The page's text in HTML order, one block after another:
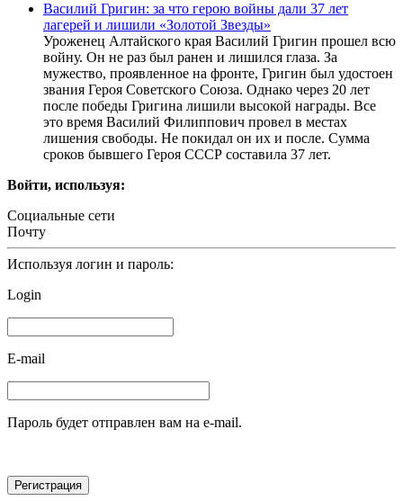
Василий Григин: за что герою войны дали 37 лет
лагерей и лишили «Золотой Звезды»
Уроженец Алтайского края Василий Григин прошел всю
войну. Он не раз был ранен и лишился глаза. За
мужество, проявленное на фронте, Григин был удостоен
звания Героя Советского Союза. Однако через 20 лет
после победы Григина лишили высокой награды. Все
это время Василий Филиппович провел в местах
лишения свободы. Не покидал он их и после. Сумма
сроков бывшего Героя СССР составила 37 лет.
Войти, используя:
Социальные сети
Почту
Используя логин и пароль:
Login
E-mail
Пароль будет отправлен вам на e-mail.